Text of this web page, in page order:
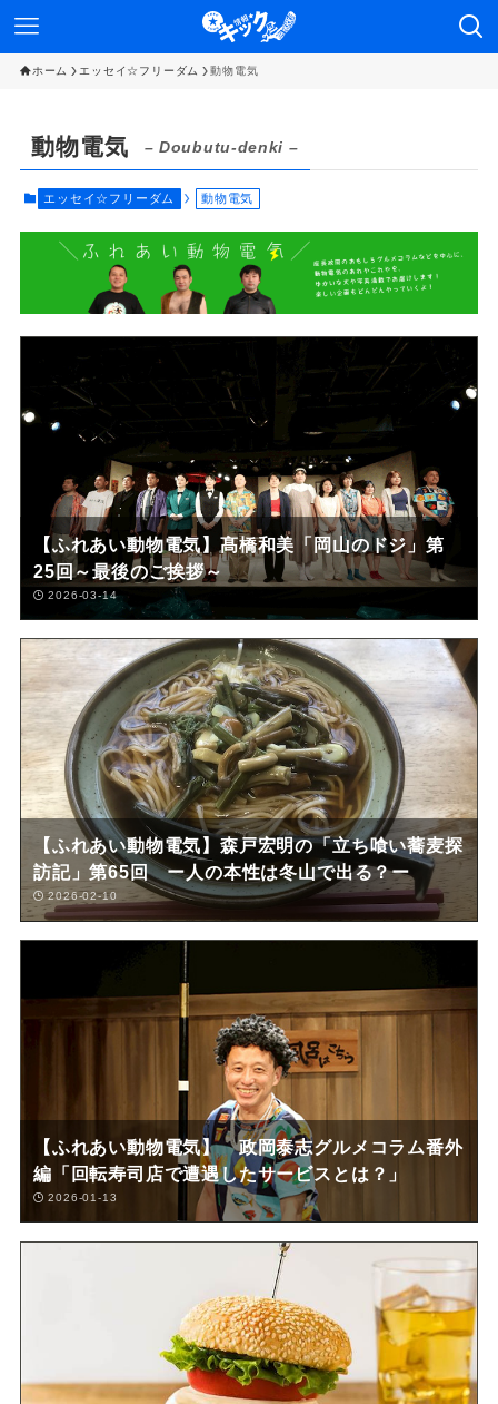
ホーム エッセイ☆フリーダム 動物電気
動物電気 – Doubutu-denki –
エッセイ☆フリーダム 動物電気
【ふれあい動物電気】髙橋和美「岡山のドジ」第
25回～最後のご挨拶～
2026-03-14
【ふれあい動物電気】森戸宏明の「立ち喰い蕎麦探
訪記」第65回 ー人の本性は冬山で出る？ー
2026-02-10
【ふれあい動物電気】 政岡泰志グルメコラム番外
編「回転寿司店で遭遇したサービスとは？」
2026-01-13